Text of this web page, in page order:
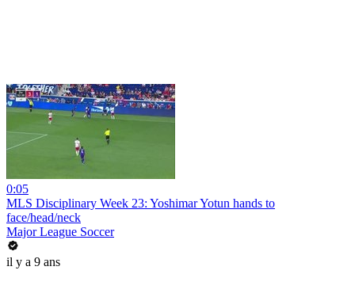
0:05
MLS Disciplinary Week 23: Yoshimar Yotun hands to
face/head/neck
Major League Soccer
il y a 9 ans